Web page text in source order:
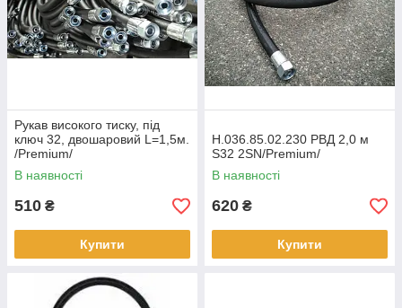
Рукав високого тиску, під
ключ 32, двошаровий L=1,5м.
/Premium/
В наявності
510 ₴
Купити
Н.036.85.02.230 РВД 2,0 м
S32 2SN/Premium/
В наявності
620 ₴
Купити